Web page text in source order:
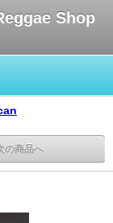
Shop
の商品へ